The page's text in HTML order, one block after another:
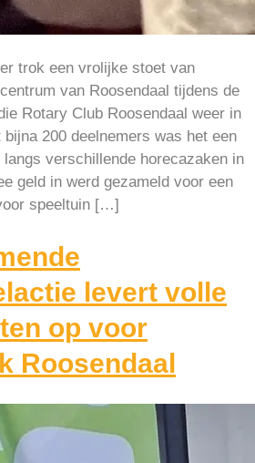
trok een vrolijke stoet van
van Roosendaal tijdens de
Rotary Club Roosendaal weer in
200 deelnemers was het een
verschillende horecazaken in
geld in werd gezameld voor een
speeltuin […]
levert volle
op voor
Roosendaal